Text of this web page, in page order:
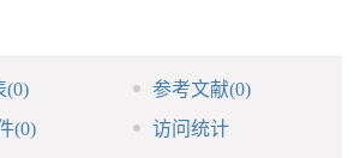
(0) 参考文献(0)
(0) 访问统计